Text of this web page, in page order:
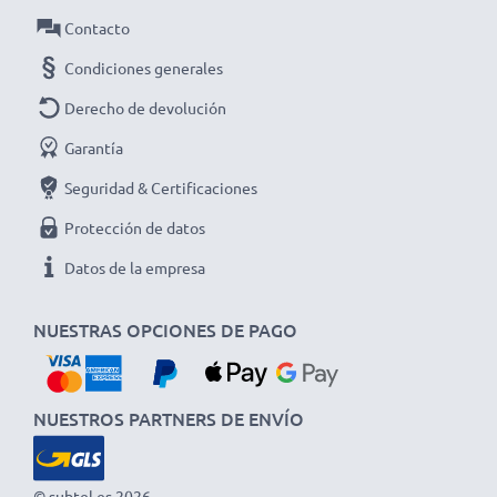
NUESTRAS OPCIONES DE PAGO
Contacto
Condiciones generales
Derecho de devolución
Garantía
Seguridad & Certificaciones
Protección de datos
Datos de la empresa
NUESTROS PARTNERS DE ENVÍO